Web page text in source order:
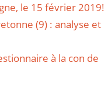
le 15 février 2019!
(9) : analyse et
à la con de